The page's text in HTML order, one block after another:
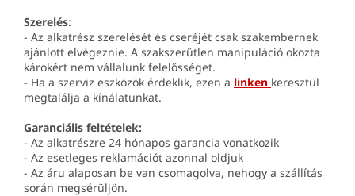
Szerelés:
- Az alkatrész szerelését és cseréjét csak szakembernek
ajánlott elvégeznie. A szakszerűtlen manipuláció okozta
károkért nem vállalunk felelősséget.
- Ha a szerviz eszközök érdeklik, ezen a linken keresztül
megtalálja a kínálatunkat.
Garanciális feltételek:
- Az alkatrészre 24 hónapos garancia vonatkozik
- Az esetleges reklamációt azonnal oldjuk
- Az áru alaposan be van csomagolva, nehogy a szállítás
során megsérüljön.